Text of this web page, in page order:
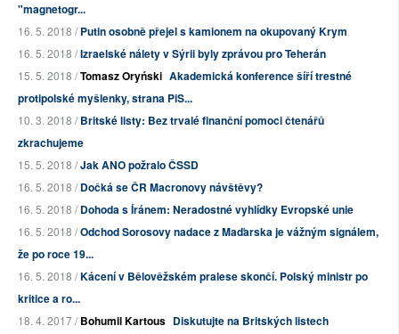
"magnetogr...
16. 5. 2018 /Putin osobně přejel s kamionem na okupovaný Krym
16. 5. 2018 /Izraelské nálety v Sýrii byly zprávou pro Teherán
15. 5. 2018 /Tomasz Oryński Akademická konference šíří trestné
protipolské myšlenky, strana PiS...
10. 3. 2018 /Britské listy: Bez trvalé finanční pomoci čtenářů
zkrachujeme
15. 5. 2018 /Jak ANO požralo ČSSD
16. 5. 2018 /Dočká se ČR Macronovy návštěvy?
16. 5. 2018 /Dohoda s Íránem: Neradostné vyhlídky Evropské unie
16. 5. 2018 /Odchod Sorosovy nadace z Maďarska je vážným signálem,
že po roce 19...
16. 5. 2018 /Kácení v Bělověžském pralese skončí. Polský ministr po
kritice a ro...
18. 4. 2017 /Bohumil Kartous Diskutujte na Britských listech